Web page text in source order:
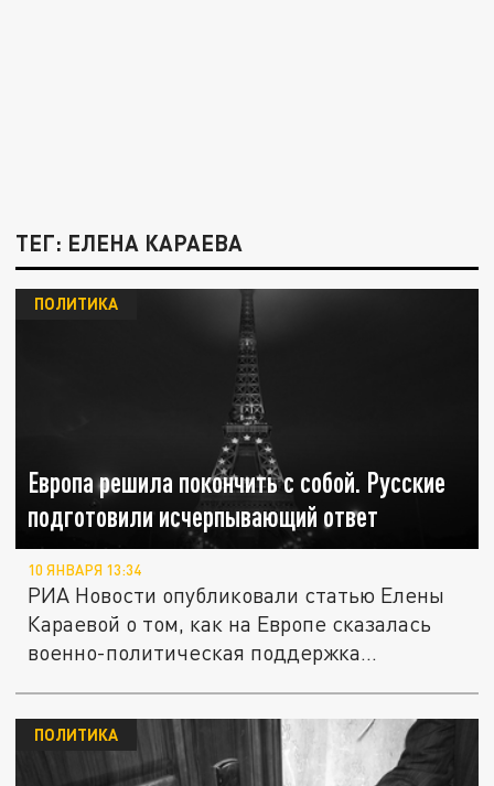
ТЕГ: ЕЛЕНА КАРАЕВА
Европа решила покончить с собой. Русские
подготовили исчерпывающий ответ
ПОЛИТИКА
10 ЯНВАРЯ 13:34
РИА Новости опубликовали статью Елены
Караевой о том, как на Европе сказалась
военно-политическая поддержка...
ПОЛИТИКА